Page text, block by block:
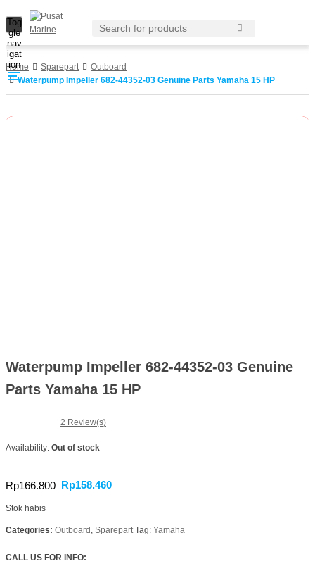
Tog
gle
nav
igat
ion
Home Sparepart
Outboard
Waterpump Impeller 682-44352-03 Genuine Parts Yamaha 15 HP
Waterpump Impeller 682-44352-03 Genuine
Parts Yamaha 15 HP
2 Review(s)
Availability: Out of stock
Rp166.800 Rp158.460
Stok habis
Categories: Outboard , Sparepart Tag: Yamaha
CALL US FOR INFO: